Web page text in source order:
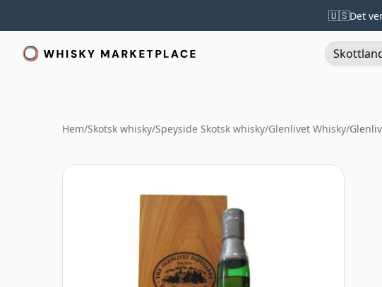
🇺🇸Det
Hem/Skotsk whisky/Speyside Skotsk whisky/Glenlivet Whisky/